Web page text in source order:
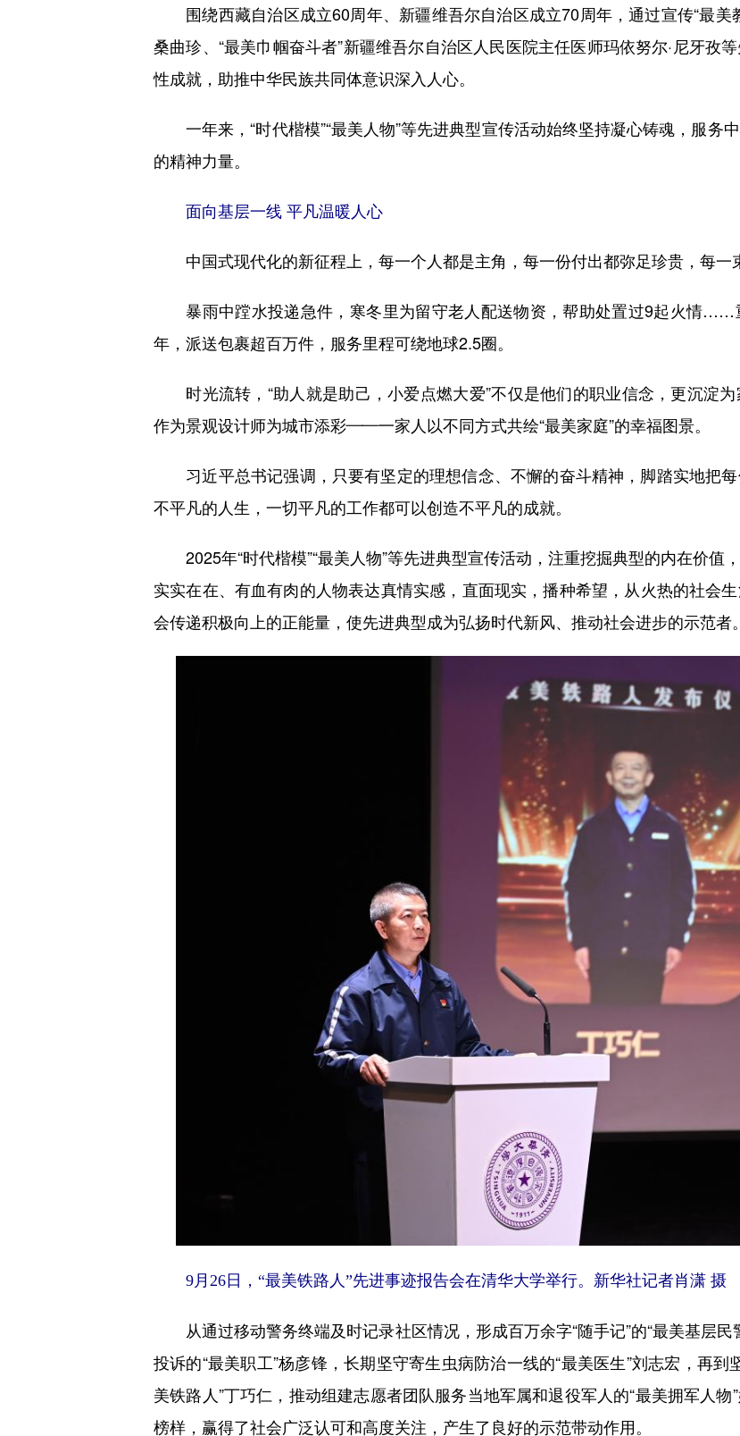
围绕西藏自治区成立60周年、新疆维吾尔自治区成立70周年，通过宣传“最美
桑曲珍、“最美巾帼奋斗者”新疆维吾尔自治区人民医院主任医师玛依努尔·尼牙孜
性成就，助推中华民族共同体意识深入人心。
一年来，“时代楷模”“最美人物”等先进典型宣传活动始终坚持凝心铸魂，服务
的精神力量。
面向基层一线 平凡温暖人心
中国式现代化的新征程上，每一个人都是主角，每一份付出都弥足珍贵，每一
暴雨中蹚水投递急件，寒冬里为留守老人配送物资，帮助处置过9起火情……
年，派送包裹超百万件，服务里程可绕地球2.5圈。
时光流转，“助人就是助己，小爱点燃大爱”不仅是他们的职业信念，更沉淀为
作为景观设计师为城市添彩——一家人以不同方式共绘“最美家庭”的幸福图景。
习近平总书记强调，只要有坚定的理想信念、不懈的奋斗精神，脚踏实地把每
不平凡的人生，一切平凡的工作都可以创造不平凡的成就。
2025年“时代楷模”“最美人物”等先进典型宣传活动，注重挖掘典型的内在价值
实实在在、有血有肉的人物表达真情实感，直面现实，播种希望，从火热的社会
会传递积极向上的正能量，使先进典型成为弘扬时代新风、推动社会进步的示范者。
9月26日，“最美铁路人”先进事迹报告会在清华大学举行。新华社记者肖潇 摄
从通过移动警务终端及时记录社区情况，形成百万余字“随手记”的“最美基层民
投诉的“最美职工”杨彦锋，长期坚守寄生虫病防治一线的“最美医生”刘志宏，再
美铁路人”丁巧仁，推动组建志愿者团队服务当地军属和退役军人的“最美拥军人
榜样，赢得了社会广泛认可和高度关注，产生了良好的示范带动作用。